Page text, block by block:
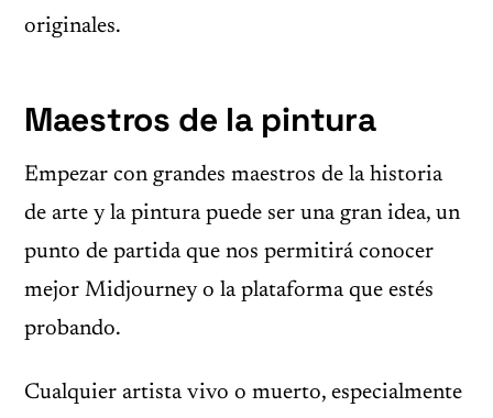
originales.
Maestros de la pintura
Empezar con grandes maestros de la historia
de arte y la pintura puede ser una gran idea, un
punto de partida que nos permitirá conocer
mejor Midjourney o la plataforma que estés
probando.
Cualquier artista vivo o muerto, especialmente